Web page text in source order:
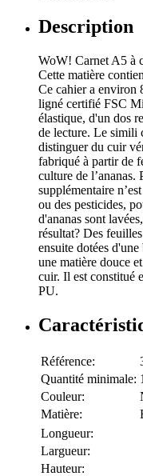
Description
WoW! Carnet A5 à
Cette matière
Ce cahier a environ
ligné certifié FSC
élastique, d'un dos
de lecture. Le simili
distinguer du cuir
fabriqué à partir de
culture de l’ananas.
supplémentaire
ou des pesticides,
d'ananas sont
résultat? Des
ensuite dotées
une matière douce
cuir. Il est constitué
PU.
Référence:
Quantité minimale:
Couleur:
Matière:
Longueur:
Largueur:
Hauteur: